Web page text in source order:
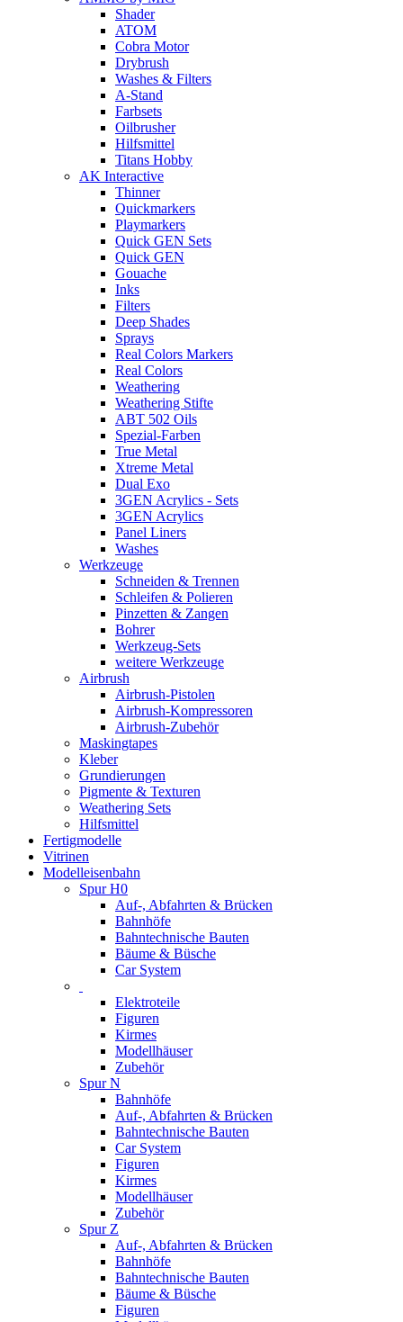
Shader
ATOM
Cobra Motor
Drybrush
Washes & Filters
A-Stand
Farbsets
Oilbrusher
Hilfsmittel
Titans Hobby
AK Interactive
Thinner
Quickmarkers
Playmarkers
Quick GEN Sets
Quick GEN
Gouache
Inks
Filters
Deep Shades
Sprays
Real Colors Markers
Real Colors
Weathering
Weathering Stifte
ABT 502 Oils
Spezial-Farben
True Metal
Xtreme Metal
Dual Exo
3GEN Acrylics - Sets
3GEN Acrylics
Panel Liners
Washes
Werkzeuge
Schneiden & Trennen
Schleifen & Polieren
Pinzetten & Zangen
Bohrer
Werkzeug-Sets
weitere Werkzeuge
Airbrush
Airbrush-Pistolen
Airbrush-Kompressoren
Airbrush-Zubehör
Maskingtapes
Kleber
Grundierungen
Pigmente & Texturen
Weathering Sets
Hilfsmittel
Fertigmodelle
Vitrinen
Modelleisenbahn
Spur H0
Auf-, Abfahrten & Brücken
Bahnhöfe
Bahntechnische Bauten
Bäume & Büsche
Car System
Elektroteile
Figuren
Kirmes
Modellhäuser
Zubehör
Spur N
Bahnhöfe
Auf-, Abfahrten & Brücken
Bahntechnische Bauten
Car System
Figuren
Kirmes
Modellhäuser
Zubehör
Spur Z
Auf-, Abfahrten & Brücken
Bahnhöfe
Bahntechnische Bauten
Bäume & Büsche
Figuren